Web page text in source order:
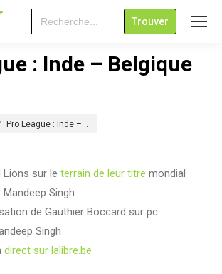
Search
for:
: Inde – Belgique
Pro League : Inde –…
Lions sur le terrain de leur titre mondial
Singh.
de Gauthier Boccard sur pc
Singh
direct sur lalibre.be